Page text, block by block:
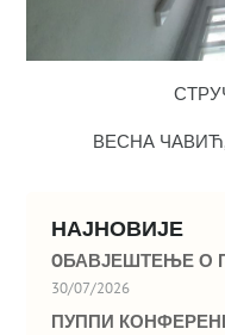
СТРУЧНИ
ВЕСНА ЧАВИЋ,
НАЈНОВИЈЕ
OБАВЈЕШТЕЊЕ О
30/07/2026
ПУППИ